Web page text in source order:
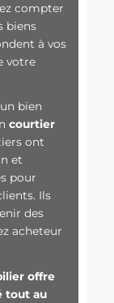
compter
biens
à vos
votre
bien
courtier
ont
et
pour
Ils
des
acheteur
offre
tout au